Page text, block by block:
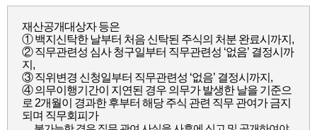
재산공개대상자 등은
① 백지신탁한 날부터 처음 신탁된 주식의 처분 완료시까지,
② 직무관련성 심사 청구일부터 직무관련성 ‘없음’ 결정시까
지,
③ 직위변경 신청일부터 직무관련성 ‘없음’ 결정시까지,
④ 의무이행기간이 지연된 경우 의무가 발생한 날을 기준으
로 2개월이 경과한 후부터 해당 주식 관련 직무 관여가 금지
되며 직무회피가